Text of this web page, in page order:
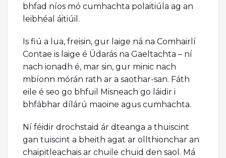
bhfad níos mó cumhachta polaitiúla ag an
leibhéal áitiúil.
Is fiú a lua, freisin, gur laige ná na Comhairlí
Contae is laige é Údarás na Gaeltachta – ní
nach ionadh é, mar sin, gur minic nach
mbíonn mórán rath ar a saothar-san. Fáth
eile é seo go bhfuil Misneach go láidir i
bhfábhar dílárú maoine agus cumhachta.
Ní féidir drochstaid ár dteanga a thuiscint
gan tuiscint a bheith agat ar ollthionchar an
chaipitleachais ar chuile chuid den saol. Má